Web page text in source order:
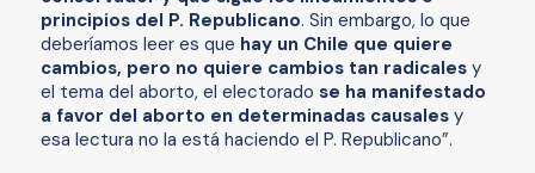
principios del P. Republicano. Sin embargo, lo que
deberíamos leer es que hay un Chile que quiere
cambios, pero no quiere cambios tan radicales y
el tema del aborto, el electorado se ha manifestado
a favor del aborto en determinadas causales y
esa lectura no la está haciendo el P. Republicano”.